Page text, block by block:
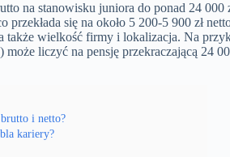
na stanowisku juniora do ponad 24
przekłada się na około 5 200-5 900 zł
wielkość firmy i lokalizacja. Na
liczyć na pensję przekraczającą 24
i netto?
kariery?